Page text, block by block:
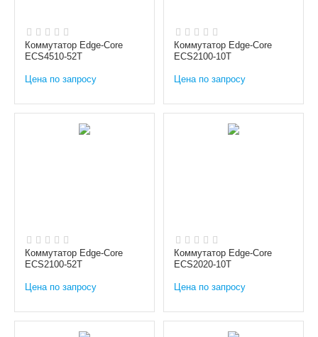
Коммутатор Edge-Core
ECS4510-52T
Цена по запросу
Коммутатор Edge-Core
ECS2100-10T
Цена по запросу
Коммутатор Edge-Core
ECS2100-52T
Цена по запросу
Коммутатор Edge-Core
ECS2020-10T
Цена по запросу